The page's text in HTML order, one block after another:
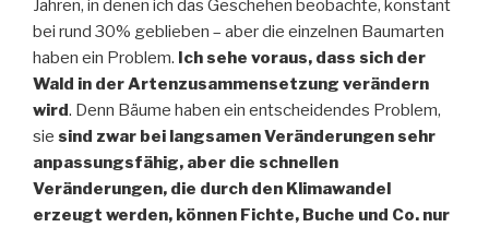
Jahren, in denen ich das Geschehen beobachte, konstant
bei rund 30% geblieben – aber die einzelnen Baumarten
haben ein Problem. Ich sehe voraus, dass sich der
Wald in der Artenzusammensetzung verändern
wird. Denn Bäume haben ein entscheidendes Problem,
sie sind zwar bei langsamen Veränderungen sehr
anpassungsfähig, aber die schnellen
Veränderungen, die durch den Klimawandel
erzeugt werden, können Fichte, Buche und Co. nur